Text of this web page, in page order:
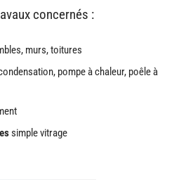
concernés :
murs, toitures
pompe à chaleur, poêle à
simple vitrage